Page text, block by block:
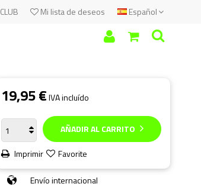
Español
Mi lista de deseos
CLUB
19,95 €IVA incluído
AÑADIR AL CARRITO
Imprimir
Favorite
Envío internacional